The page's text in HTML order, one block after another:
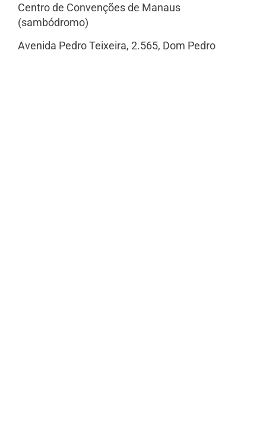
Centro de Convenções de Manaus
(sambódromo)
Avenida Pedro Teixeira, 2.565, Dom Pedro